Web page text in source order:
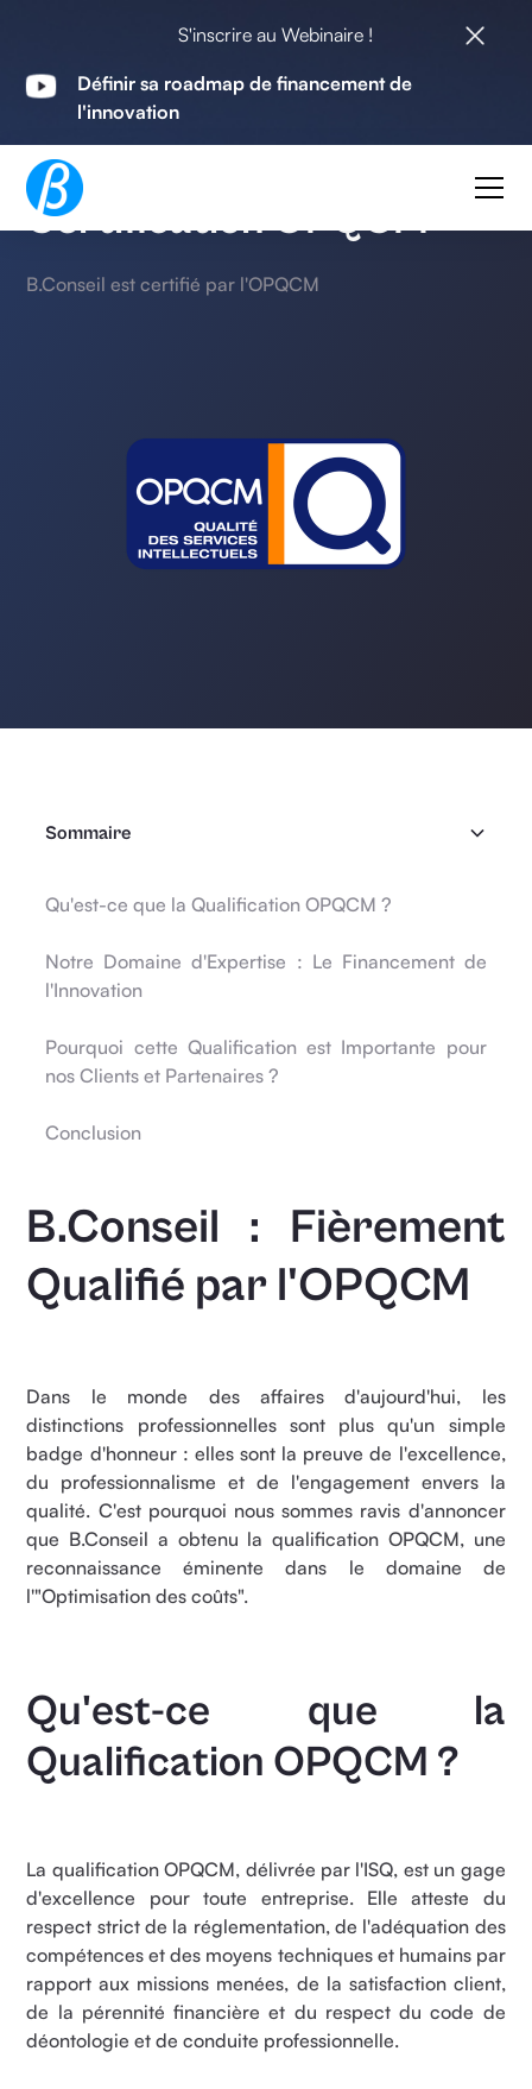
Définir sa roadmap de financement de
l'innovation
S'inscrire au Webinaire !
Nos certifications
Certification OPQCM
B.Conseil est certifié par l'OPQCM
Sommaire
Qu'est-ce que la Qualification OPQCM ?
Notre Domaine d'Expertise : Le Financement de
l'Innovation
Pourquoi cette Qualification est Importante pour
nos Clients et Partenaires ?
Conclusion
B.Conseil : Fièrement
Qualifié par l'OPQCM
Dans le monde des affaires d'aujourd'hui, les
distinctions professionnelles sont plus qu'un simple
badge d'honneur : elles sont la preuve de l'excellence,
du professionnalisme et de l'engagement envers la
qualité. C'est pourquoi nous sommes ravis d'annoncer
que B.Conseil a obtenu la qualification OPQCM, une
reconnaissance éminente dans le domaine de
l'"Optimisation des coûts".
Qu'est-ce que la
Qualification OPQCM ?
La qualification OPQCM, délivrée par l'ISQ, est un gage
d'excellence pour toute entreprise. Elle atteste du
respect strict de la réglementation, de l'adéquation des
compétences et des moyens techniques et humains par
rapport aux missions menées, de la satisfaction client,
de la pérennité financière et du respect du code de
déontologie et de conduite professionnelle.